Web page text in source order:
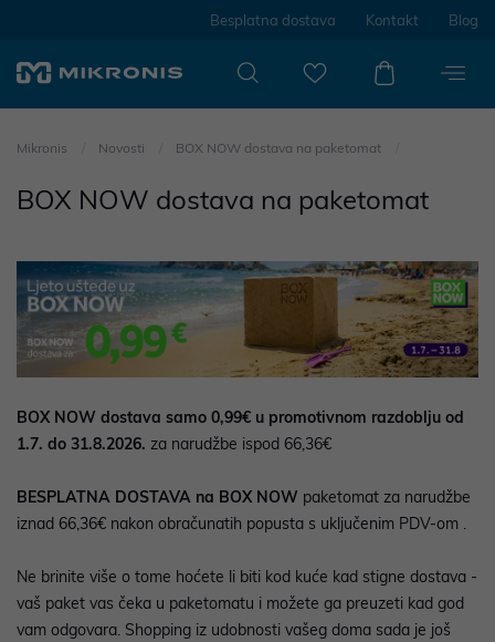
Besplatna dostava Kontakt Blog
Mikronis Novosti BOX NOW dostava na paketomat
BOX NOW dostava na paketomat
BOX NOW dostava samo 0,99€ u promotivnom razdoblju od
1.7. do 31.8.2026. za narudžbe ispod 66,36€
BESPLATNA DOSTAVA na BOX NOW paketomat za narudžbe
iznad 66,36€ nakon obračunatih popusta s uključenim PDV-om .
Ne brinite više o tome hoćete li biti kod kuće kad stigne dostava -
vaš paket vas čeka u paketomatu i možete ga preuzeti kad god
vam odgovara. Shopping iz udobnosti vašeg doma sada je još